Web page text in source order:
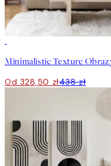
Od 328,50 zł438 zł